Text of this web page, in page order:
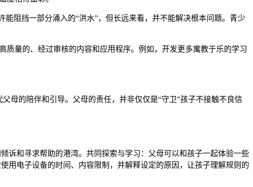
阻挡一部分涌入的“洪水”，但长远来看，并不能解决根本问题。青少
质量的、经过审核的内容和应用程序。例如，开发更多寓教于乐的学习
母的陪伴和引导。父母的责任，并非仅仅是“守卫”孩子不接触不良信
诉和寻求帮助的港湾。共同探索与学习：父母可以和孩子一起体验一些
用电子设备的时间、内容限制，并解释设定的原因，让孩子理解规则的